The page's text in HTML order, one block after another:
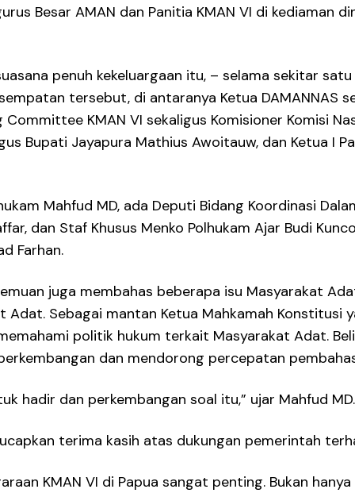
Besar AMAN dan Panitia KMAN VI di kediaman
penuh kekeluargaan itu, – selama sekitar
tersebut, di antaranya Ketua DAMANNAS
KMAN VI sekaligus Komisioner Komisi
Bupati Jayapura Mathius Awoitauw, dan Ketua I
Mahfud MD, ada Deputi Bidang Koordinasi
dan Staf Khusus Menko Polhukam Ajar Budi
Farhan.
juga membahas beberapa isu Masyarakat
Adat. Sebagai mantan Ketua Mahkamah Konstitusi
politik hukum terkait Masyarakat Adat.
dan mendorong percepatan
hadir dan perkembangan soal itu,” ujar Mahfud
terima kasih atas dukungan pemerintah
KMAN VI di Papua sangat penting. Bukan